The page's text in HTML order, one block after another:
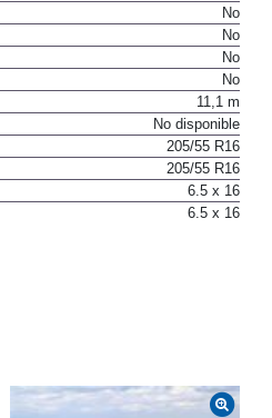
No
No
No
No
11,1 m
No disponible
205/55 R16
205/55 R16
6.5 x 16
6.5 x 16